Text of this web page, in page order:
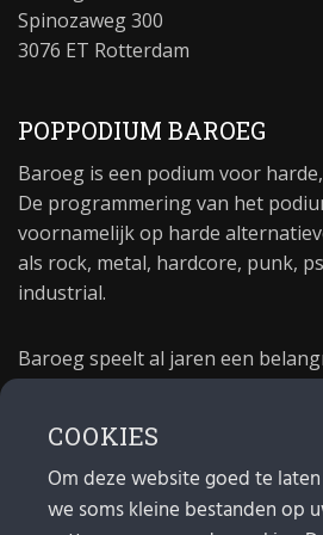
Spinozaweg 300
3076 ET Rotterdam
POPPODIUM BAROEG
Baroeg is een podium voor
De programmering van het
voornamelijk op harde
als rock, metal, hardcore, punk,
industrial.
Baroeg speelt al jaren een
poppodium 40 jaar.
MAIL
COOKIES
Om deze website goed te
we soms kleine bestanden op